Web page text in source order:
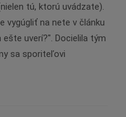
tú, ktorú uvádzate).
na nete v článku
ešte uverí?". Docielila tým
sa sporiteľovi